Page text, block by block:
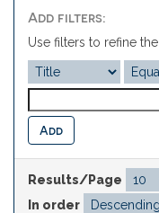
Add filters:
Use filters to refine
Results/Page
In order